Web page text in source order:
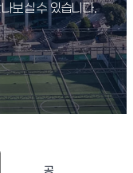
보실 수 있습니다.
공